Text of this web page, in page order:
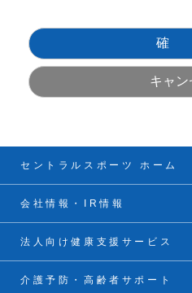
セントラルスポーツ ホーム
会社情報・IR情報
法人向け健康支援サービス
介護予防・高齢者サポート